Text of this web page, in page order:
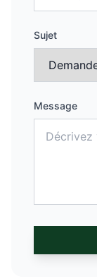
Sujet
Message